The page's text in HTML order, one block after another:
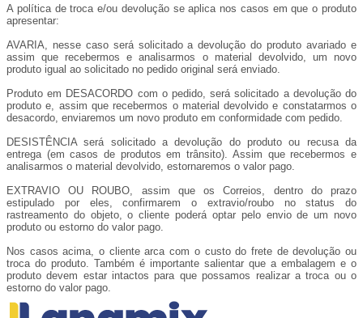
A política de troca e/ou devolução se aplica nos casos em que o produto
apresentar:
AVARIA, nesse caso será solicitado a devolução do produto avariado e
assim que recebermos e analisarmos o material devolvido, um novo
produto igual ao solicitado no pedido original será enviado.
Produto em DESACORDO com o pedido, será solicitado a devolução do
produto e, assim que recebermos o material devolvido e constatarmos o
desacordo, enviaremos um novo produto em conformidade com pedido.
DESISTÊNCIA será solicitado a devolução do produto ou recusa da
entrega (em casos de produtos em trânsito). Assim que recebermos e
analisarmos o material devolvido, estornaremos o valor pago.
EXTRAVIO OU ROUBO, assim que os Correios, dentro do prazo
estipulado por eles, confirmarem o extravio/roubo no status do
rastreamento do objeto, o cliente poderá optar pelo envio de um novo
produto ou estorno do valor pago.
Nos casos acima, o cliente arca com o custo do frete de devolução ou
troca do produto. Também é importante salientar que a embalagem e o
produto devem estar intactos para que possamos realizar a troca ou o
estorno do valor pago.